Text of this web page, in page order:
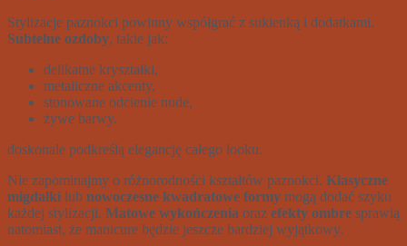
Stylizacje paznokci powinny współgrać z sukienką i dodatkami.
Subtelne ozdoby, takie jak:
delikatne kryształki,
metaliczne akcenty,
stonowane odcienie nude,
żywe barwy.
doskonale podkreślą elegancję całego looku.
Nie zapominajmy o różnorodności kształtów paznokci. Klasyczne
migdałki lub nowoczesne kwadratowe formy mogą dodać szyku
każdej stylizacji. Matowe wykończenia oraz efekty ombre sprawią
natomiast, że manicure będzie jeszcze bardziej wyjątkowy.